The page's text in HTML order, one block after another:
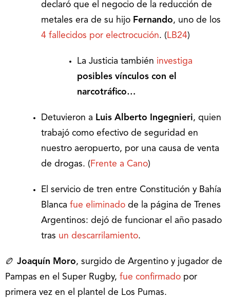
declaró que el negocio de la reducción de
metales era de su hijo Fernando, uno de los
4 fallecidos por electrocución. ( LB24)
La Justicia también investiga
posibles vínculos con el
narcotráfico…
Detuvieron a Luis Alberto Ingegnieri, quien
trabajó como efectivo de seguridad en
nuestro aeropuerto, por una causa de venta
de drogas. ( Frente a Cano)
El servicio de tren entre Constitución y Bahía
Blanca fue eliminado de la página de Trenes
Argentinos: dejó de funcionar el año pasado
tras un descarrilamiento.
🏉 Joaquín Moro, surgido de Argentino y jugador de
Pampas en el Super Rugby, fue confirmado por
primera vez en el plantel de Los Pumas.